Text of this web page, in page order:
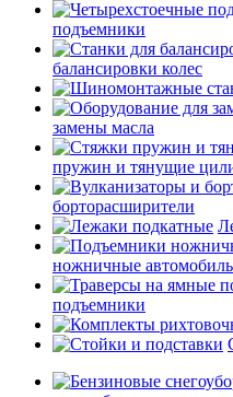
подъемники
балансировки колес
замены масла
пружин и тянущие
борторасширители
ножничные
подъемники